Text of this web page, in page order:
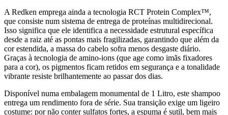
A Redken emprega ainda a tecnologia RCT Protein Complex™,
que consiste num sistema de entrega de proteínas multidirecional.
Isso significa que ele identifica a necessidade estrutural específica
desde a raiz até as pontas mais fragilizadas, garantindo que além da
cor estendida, a massa do cabelo sofra menos desgaste diário.
Graças à tecnologia de amino-ions (que age como imãs fixadores
para a cor), os pigmentos ficam retidos em segurança e a tonalidade
vibrante resiste brilhantemente ao passar dos dias.
Disponível numa embalagem monumental de 1 Litro, este shampoo
entrega um rendimento fora de série. Sua transição exige um ligeiro
costume: por não conter sulfatos fortes, a espuma é sutil, bem mais